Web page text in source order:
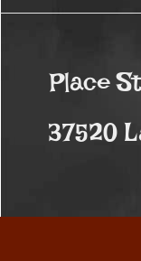
Place
37520